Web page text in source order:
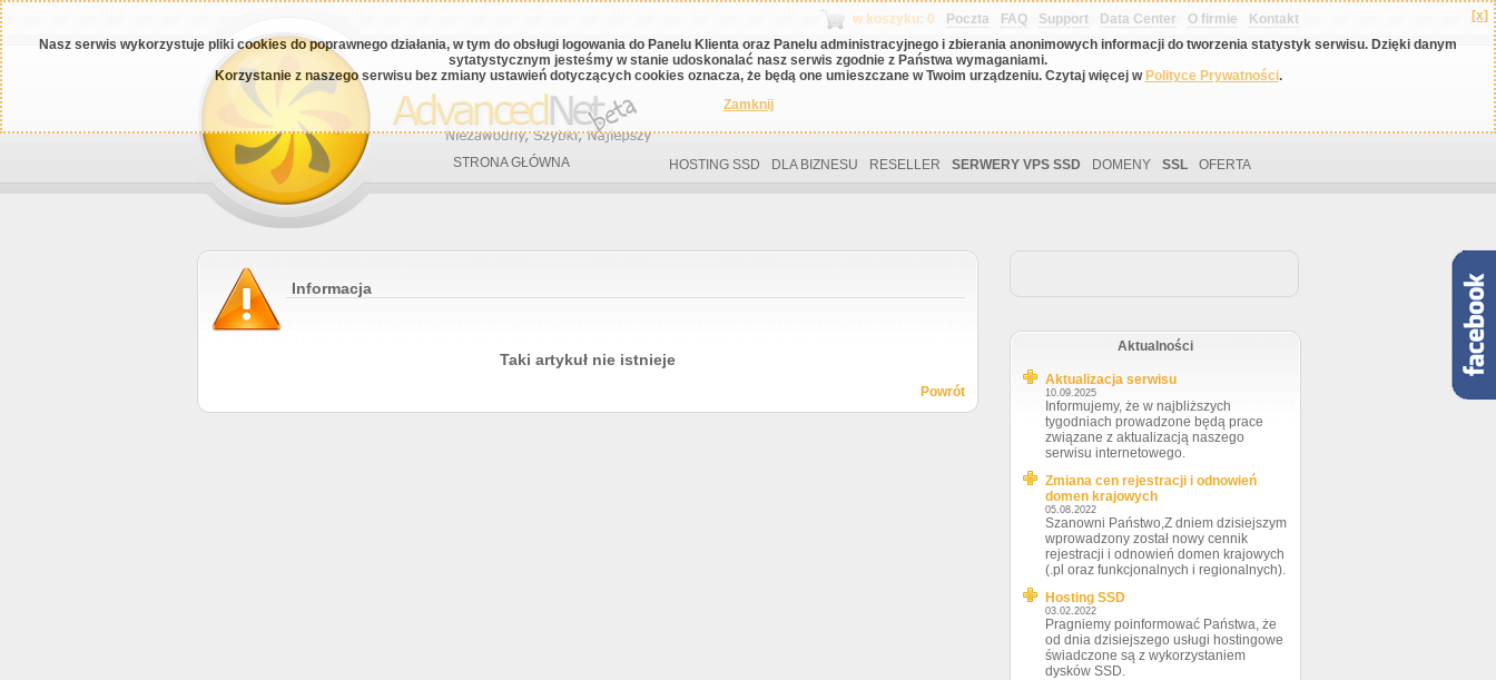
[x]
Nasz serwis wykorzystuje pliki cookies do poprawnego działania, w tym do obsługi logowania do Panelu Klienta oraz Panelu administracyjnego i zbierania anonimowych informacji do tworzenia statystyk serwisu. Dzięki danym
sytatystycznym jesteśmy w stanie udoskonalać nasz serwis zgodnie z Państwa wymaganiami.
Korzystanie z naszego serwisu bez zmiany ustawień dotyczących cookies oznacza, że będą one umieszczane w Twoim urządzeniu. Czytaj więcej w Polityce Prywatności.
Zamknij
w koszyku: 0 Poczta FAQ Support Data Center O firmie Kontakt
STRONA GŁÓWNA HOSTING SSD DLA BIZNESU RESELLER SERWERY VPS SSD DOMENY SSL OFERTA
Aktualności
Aktualizacja serwisu
10.09.2025
Informujemy, że w najbliższych
tygodniach prowadzone będą prace
związane z aktualizacją naszego
serwisu internetowego.
Zmiana cen rejestracji i odnowień
domen krajowych
05.08.2022
Szanowni Państwo,Z dniem dzisiejszym
wprowadzony został nowy cennik
rejestracji i odnowień domen krajowych
(.pl oraz funkcjonalnych i regionalnych).
Hosting SSD
03.02.2022
Pragniemy poinformować Państwa, że
od dnia dzisiejszego usługi hostingowe
świadczone są z wykorzystaniem
dysków SSD.
Informacja
Taki artykuł nie istnieje
Powrót